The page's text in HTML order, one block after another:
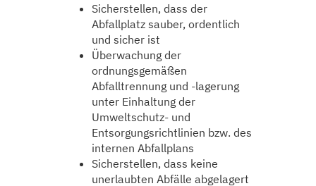
Sicherstellen, dass der
Abfallplatz sauber, ordentlich
und sicher ist
Überwachung der
ordnungsgemäßen
Abfalltrennung und -lagerung
unter Einhaltung der
Umweltschutz- und
Entsorgungsrichtlinien bzw. des
internen Abfallplans
Sicherstellen, dass keine
unerlaubten Abfälle abgelagert